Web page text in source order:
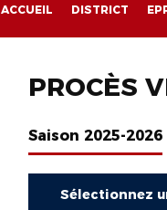
ACCUEIL DISTRICT
PROCÈS
Saison 2025-2026
Sélectionnez